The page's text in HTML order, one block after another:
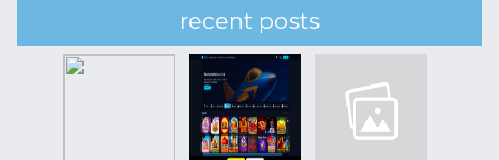
recent posts